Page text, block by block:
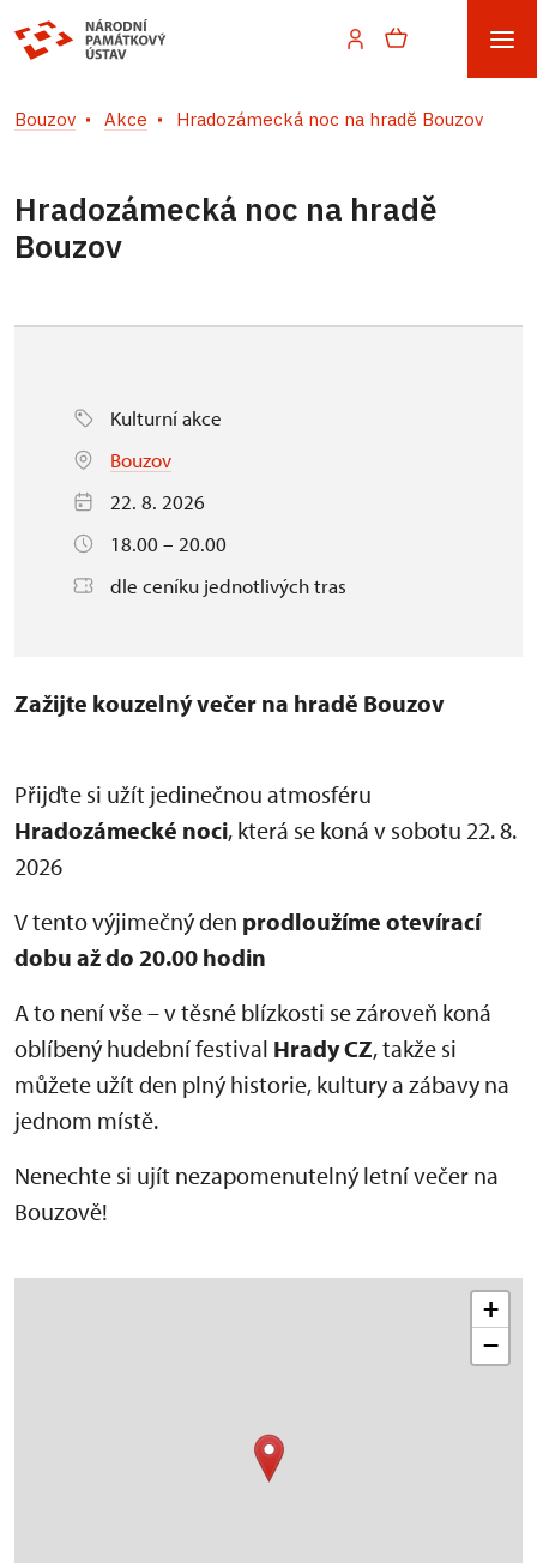
Bouzov Akce Hradozámecká noc na hradě Bouzov
Hradozámecká noc na hradě
Bouzov
Kulturní akce
Bouzov
22. 8. 2026
18.00 – 20.00
dle ceníku jednotlivých tras
Zažijte kouzelný večer na hradě Bouzov
Přijďte si užít jedinečnou atmosféru
Hradozámecké noci, která se koná v sobotu 22. 8.
2026
V tento výjimečný den prodloužíme otevírací
dobu až do 20.00 hodin
A to není vše – v těsné blízkosti se zároveň koná
oblíbený hudební festival Hrady CZ, takže si
můžete užít den plný historie, kultury a zábavy na
jednom místě.
Nenechte si ujít nezapomenutelný letní večer na
Bouzově!
+
−